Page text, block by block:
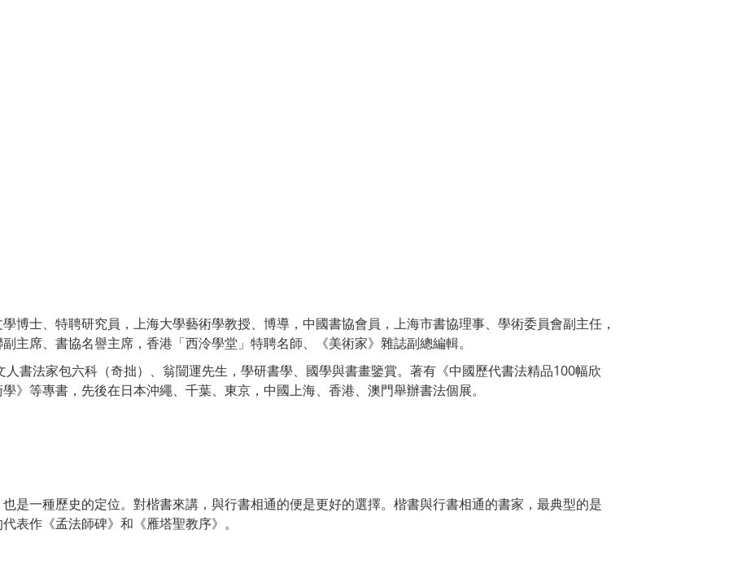
博士、特聘研究員，上海大學藝術學教授、博導，中國書協會員，上海市書協理事、學術委員會副主任，
主席、書協名譽主席，香港「西泠學堂」特聘名師、《美術家》雜誌副總編輯。
書法家包六科（奇拙）、翁闓運先生，學研書學、國學與書畫鑒賞。著有《中國歷代書法精品100幅欣
》等專書，先後在日本沖繩、千葉、東京，中國上海、香港、澳門舉辦書法個展。
是一種歷史的定位。對楷書來講，與行書相通的便是更好的選擇。楷書與行書相通的書家，最典型的是
表作《孟法師碑》和《雁塔聖教序》。